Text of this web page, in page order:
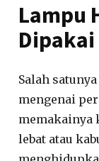
Lampu
Dipakai
Salah
mengenai
memakainya
lebat atau